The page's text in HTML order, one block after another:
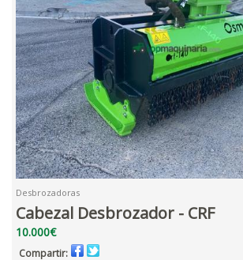
Desbrozadoras
Cabezal Desbrozador - CRF
10.000€
Compartir: